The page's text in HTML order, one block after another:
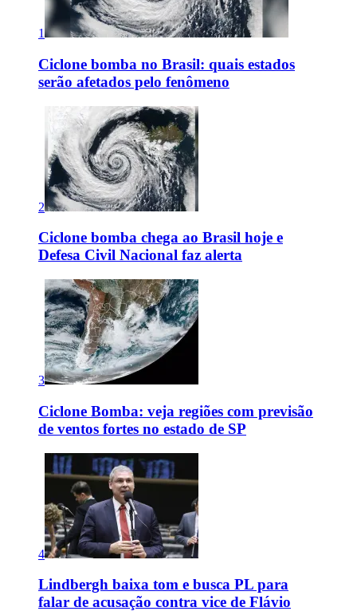
1
Ciclone bomba no Brasil: quais estados
serão afetados pelo fenômeno
2
Ciclone bomba chega ao Brasil hoje e
Defesa Civil Nacional faz alerta
3
Ciclone Bomba: veja regiões com previsão
de ventos fortes no estado de SP
4
Lindbergh baixa tom e busca PL para
falar de acusação contra vice de Flávio